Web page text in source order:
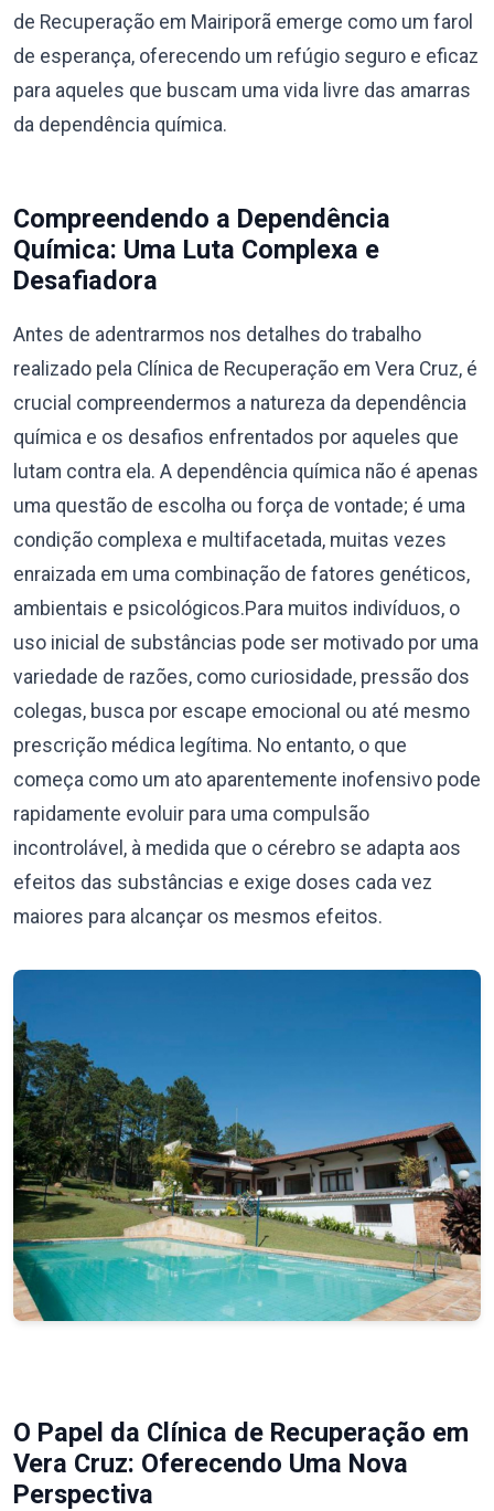
de Recuperação em Mairiporã emerge como um farol
de esperança, oferecendo um refúgio seguro e eficaz
para aqueles que buscam uma vida livre das amarras
da dependência química.
Compreendendo a Dependência
Química: Uma Luta Complexa e
Desafiadora
Antes de adentrarmos nos detalhes do trabalho
realizado pela Clínica de Recuperação em Vera Cruz, é
crucial compreendermos a natureza da dependência
química e os desafios enfrentados por aqueles que
lutam contra ela. A dependência química não é apenas
uma questão de escolha ou força de vontade; é uma
condição complexa e multifacetada, muitas vezes
enraizada em uma combinação de fatores genéticos,
ambientais e psicológicos.Para muitos indivíduos, o
uso inicial de substâncias pode ser motivado por uma
variedade de razões, como curiosidade, pressão dos
colegas, busca por escape emocional ou até mesmo
prescrição médica legítima. No entanto, o que
começa como um ato aparentemente inofensivo pode
rapidamente evoluir para uma compulsão
incontrolável, à medida que o cérebro se adapta aos
efeitos das substâncias e exige doses cada vez
maiores para alcançar os mesmos efeitos.
O Papel da Clínica de Recuperação em
Vera Cruz: Oferecendo Uma Nova
Perspectiva